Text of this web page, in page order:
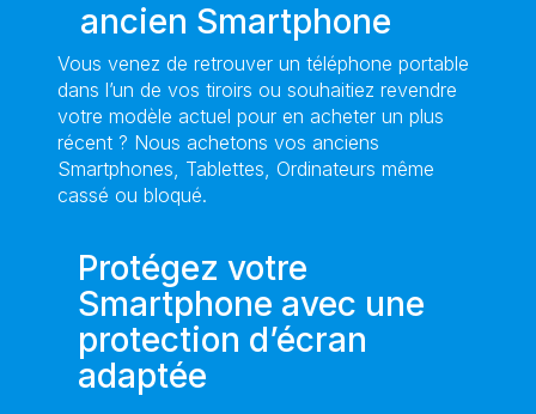
ancien Smartphone
Vous venez de retrouver un téléphone portable
dans l’un de vos tiroirs ou souhaitiez revendre
votre modèle actuel pour en acheter un plus
récent ? Nous achetons vos anciens
Smartphones, Tablettes, Ordinateurs même
cassé ou bloqué.
Protégez votre
Smartphone avec une
protection d’écran
adaptée